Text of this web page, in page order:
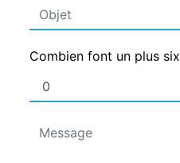
Combien font un plus six